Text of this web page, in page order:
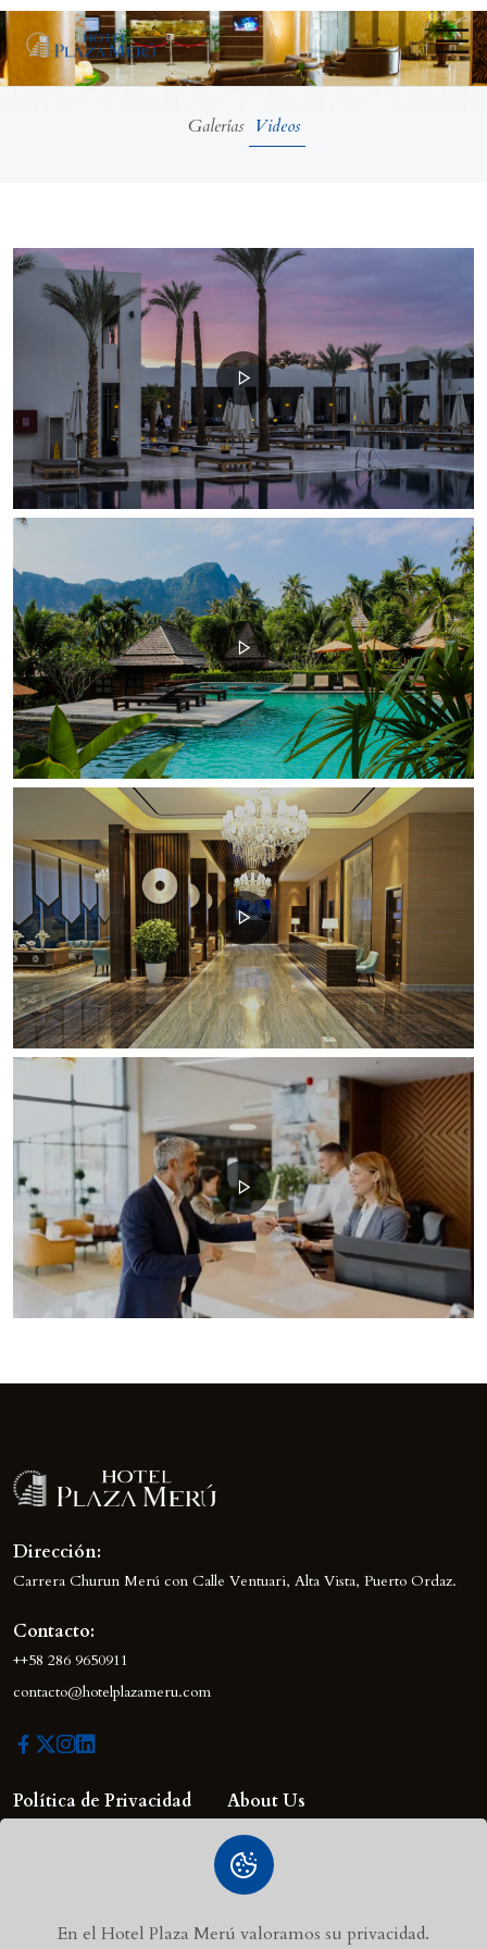
Galerías Videos
Dirección:
Carrera Churun Merú con Calle Ventuari, Alta Vista, Puerto Ordaz.
Contacto:
++58 286 9650911
contacto@hotelplazameru.com
Política de Privacidad
About Us
Room & Suites
News
En el Hotel Plaza Merú valoramos su privacidad.